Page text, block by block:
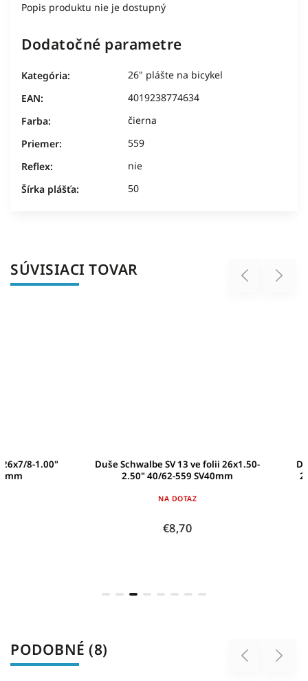
Popis produktu nie je dostupný
Dodatočné parametre
Kategória:
26" plášte na bicykel
EAN:
4019238774634
Farba:
čierna
Priemer:
559
Reflex:
nie
Šírka plášťa: 50
SÚVISIACI TOVAR Previous
Duše Schwalbe SV 13 ve folii 26x1.50-
2.50" 40/62-559 SV40mm
Duša Schwalbe
26x2.10-3.00"
Next
PODOBNÉ (8) Previous Next